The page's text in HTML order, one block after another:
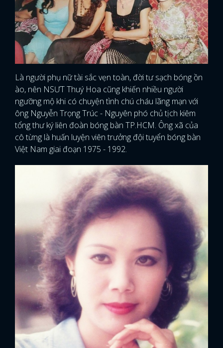
Là người phụ nữ tài sắc vẹn toàn, đời tư sạch bóng ồn
ào, nên NSƯT Thuý Hoa cũng khiến nhiều người
ngưỡng mộ khi có chuyện tình chú cháu lãng mạn với
ông Nguyễn Trọng Trúc - Nguyên phó chủ tịch kiêm
tổng thư ký liên đoàn bóng bàn TP.HCM. Ông xã của
cô từng là huấn luyện viên trưởng đội tuyển bóng bàn
Việt Nam giai đoạn 1975 - 1992.